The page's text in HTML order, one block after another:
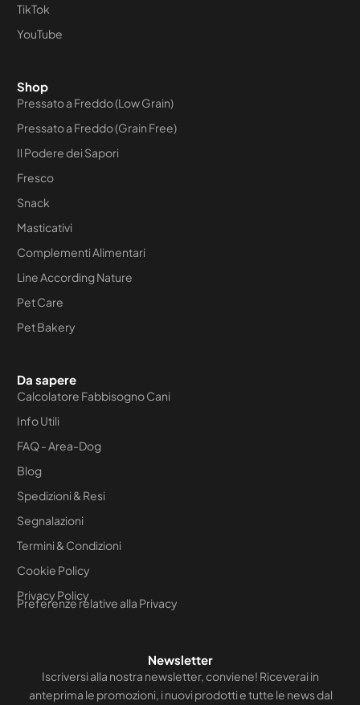
TikTok
YouTube
Shop
Pressato a Freddo (Low Grain)
Pressato a Freddo (Grain Free)
Il Podere dei Sapori
Fresco
Snack
Masticativi
Complementi Alimentari
Line According Nature
Pet Care
Pet Bakery
Da sapere
Calcolatore Fabbisogno Cani
Info Utili
FAQ - Area-Dog
Blog
Spedizioni & Resi
Segnalazioni
Termini & Condizioni
Cookie Policy
Privacy Policy
Preferenze relative alla Privacy
Newsletter
Iscriversi alla nostra newsletter, conviene! Riceverai in
anteprima le promozioni, i nuovi prodotti e tutte le news dal